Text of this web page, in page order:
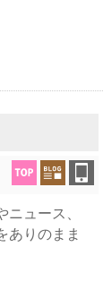
ュース、
ありのまま